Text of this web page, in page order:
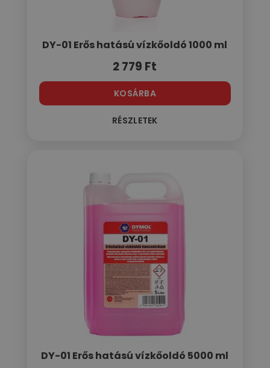
DY-01 Erős hatású vízkőoldó 1000 ml
2 779 Ft
KOSÁRBA
RÉSZLETEK
DY-01 Erős hatású vízkőoldó 5000 ml